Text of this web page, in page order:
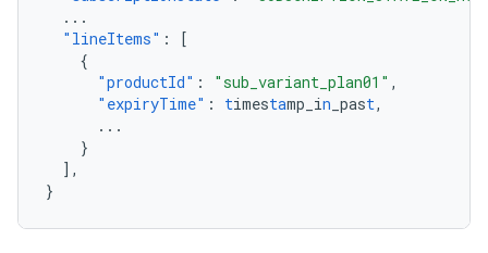
...
"lineItems" :
[
{
"productId" : "sub_variant_plan01" ,
"expiryTime" : timestamp_in _past,
...
}
],
}